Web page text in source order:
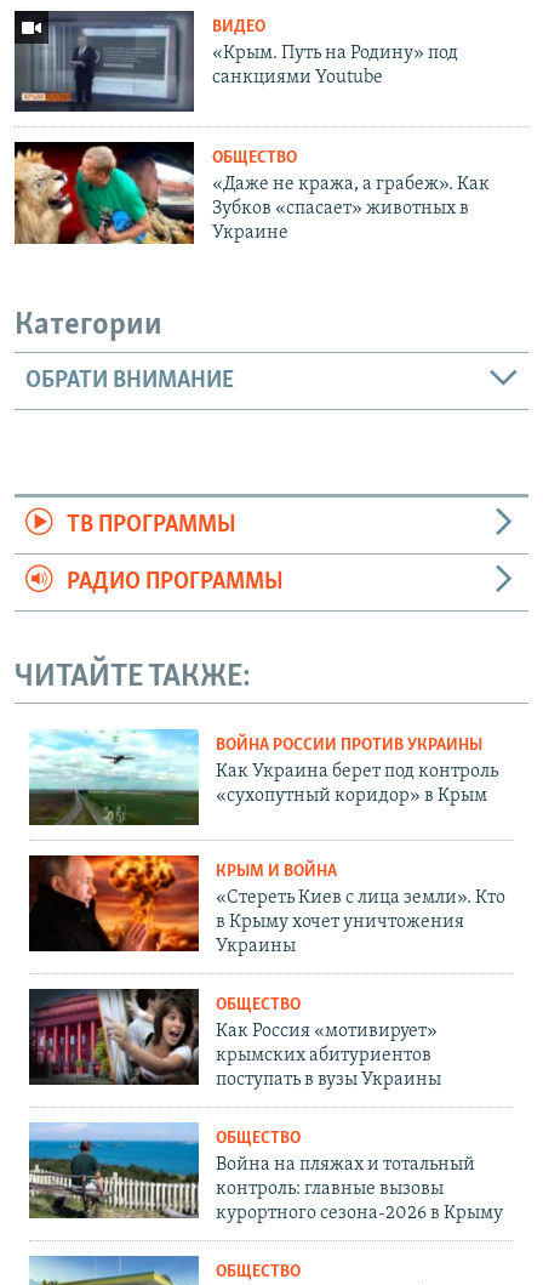
ВИДЕО
«Крым. Путь на Родину» под
санкциями Youtube
ОБЩЕСТВО
«Даже не кража, а грабеж». Как
Зубков «спасает» животных в
Украине
Категории
ОБРАТИ ВНИМАНИЕ
ТВ ПРОГРАММЫ
РАДИО ПРОГРАММЫ
ЧИТАЙТЕ ТАКЖЕ:
ВОЙНА РОССИИ ПРОТИВ УКРАИНЫ
Как Украина берет под контроль
«сухопутный коридор» в Крым
КРЫМ И ВОЙНА
«Стереть Киев с лица земли». Кто
в Крыму хочет уничтожения
Украины
ОБЩЕСТВО
Как Россия «мотивирует»
крымских абитуриентов
поступать в вузы Украины
ОБЩЕСТВО
Война на пляжах и тотальный
контроль: главные вызовы
курортного сезона-2026 в Крыму
ОБЩЕСТВО